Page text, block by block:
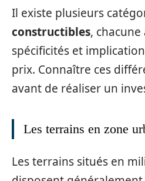
Il existe plusieurs
constructibles, chacune
spécificités et
prix. Connaître ces
avant de réaliser un
Les terrains en zone
Les terrains situés en